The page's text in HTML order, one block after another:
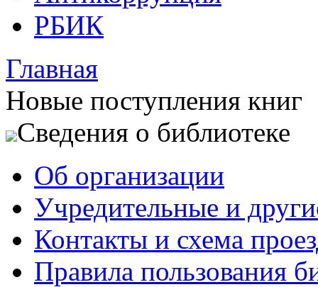
РБИК
Главная
Новые поступления книг
Сведения о библиотеке
Об организации
Учредительные и
Контакты и схема
Правила пользования